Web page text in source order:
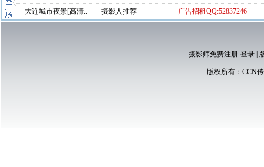
·大连城市夜景[高清..
·摄影人推荐 ·广告招租QQ:52837246
摄影师免费注册-登录|
版权所有： CCN